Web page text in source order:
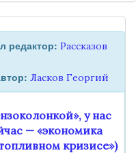
редактор: Рассказов
Ласков Георгий
у нас
— «экономика
кризисе»)